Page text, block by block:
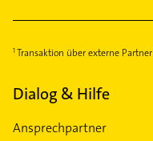
Transaktion über externe Partner
Dialog & Hilfe
Ansprechpartner